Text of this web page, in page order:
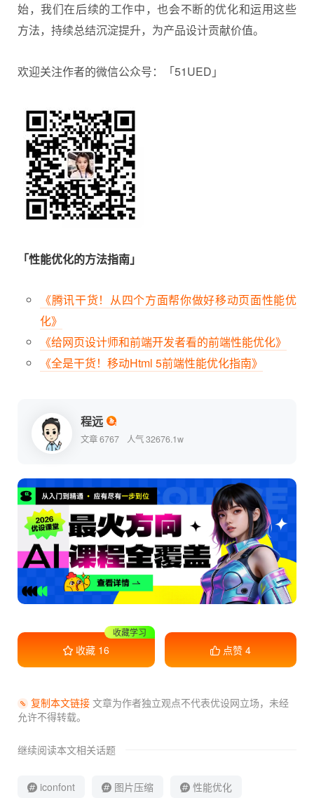
始，我们在后续的工作中，也会不断的优化和运用这些
方法，持续总结沉淀提升，为产品设计贡献价值。
欢迎关注作者的微信公众号：「51UED」
「性能优化的方法指南」
《腾讯干货！从四个方面帮你做好移动页面性能优
化》
《给网页设计师和前端开发者看的前端性能优化》
《全是干货！移动Html 5前端性能优化指南》
程远
文章 6767 人气 32676.1w
收藏 16
收藏学习
点赞 4
复制本文链接文章为作者独立观点不代表优设网立场， 未经
允许不得转载。
继续阅读本文相关话题
iconfont 图片压缩 性能优化